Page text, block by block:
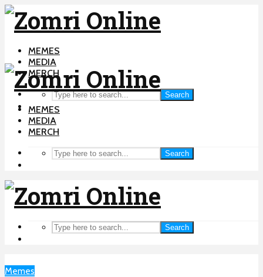
MEMES
MEDIA
MERCH
Search
MEMES
MEDIA
MERCH
Search
Search
Memes